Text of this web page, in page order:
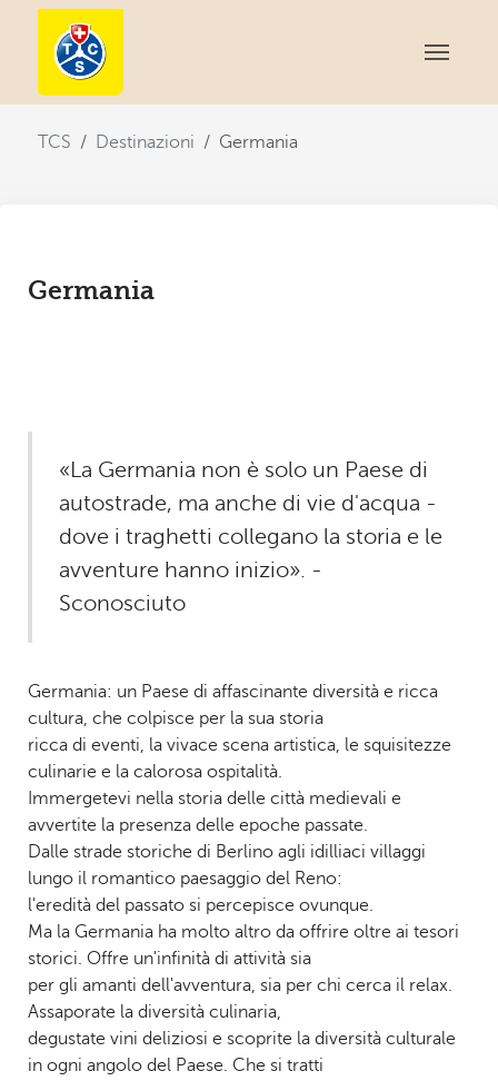
TCS Destinazioni Germania
Germania
«La Germania non è solo un Paese di
autostrade, ma anche di vie d'acqua -
dove i traghetti collegano la storia e le
avventure hanno inizio». -
Sconosciuto
Germania: un Paese di affascinante diversità e ricca
cultura, che colpisce per la sua storia
ricca di eventi, la vivace scena artistica, le squisitezze
culinarie e la calorosa ospitalità.
Immergetevi nella storia delle città medievali e
avvertite la presenza delle epoche passate.
Dalle strade storiche di Berlino agli idilliaci villaggi
lungo il romantico paesaggio del Reno:
l'eredità del passato si percepisce ovunque.
Ma la Germania ha molto altro da offrire oltre ai tesori
storici. Offre un'infinità di attività sia
per gli amanti dell'avventura, sia per chi cerca il relax.
Assaporate la diversità culinaria,
degustate vini deliziosi e scoprite la diversità culturale
in ogni angolo del Paese. Che si tratti